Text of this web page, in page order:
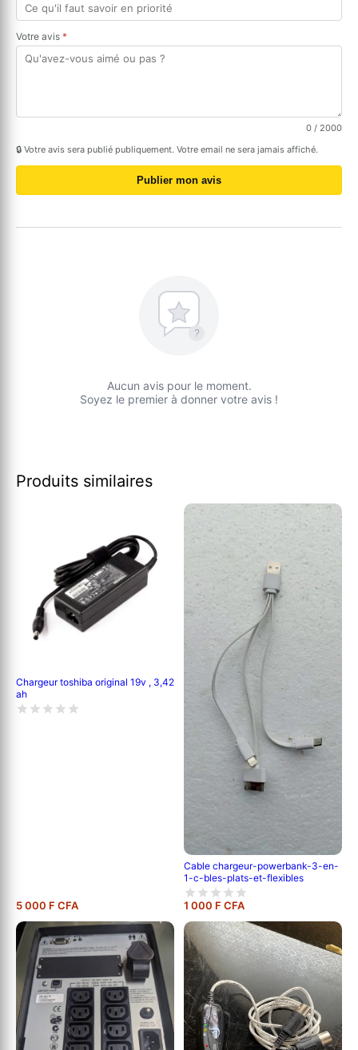
Votre avis *
0 / 2000
🔒 Votre avis sera publié publiquement. Votre email ne sera jamais affiché.
Publier mon avis
?
Aucun avis pour le moment.
Soyez le premier à donner votre avis !
Produits similaires
Chargeur toshiba original 19v , 3,42
ah
5 000 F CFA
Cable chargeur-powerbank-3-en-
1-c-bles-plats-et-flexibles
1 000 F CFA